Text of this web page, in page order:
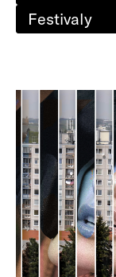
Festivaly